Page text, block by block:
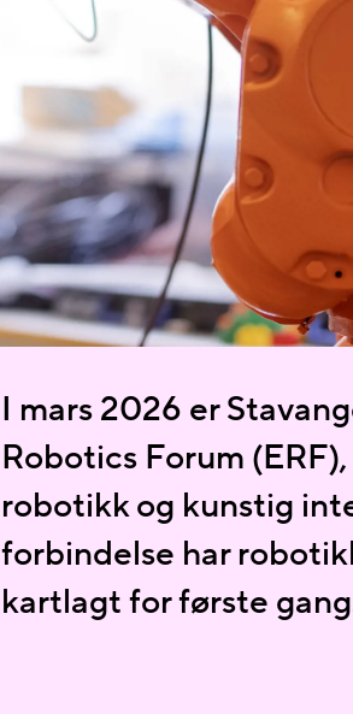
I mars 2026 er
Robotics Forum
robotikk og kunstig
forbindelse har
kartlagt for første